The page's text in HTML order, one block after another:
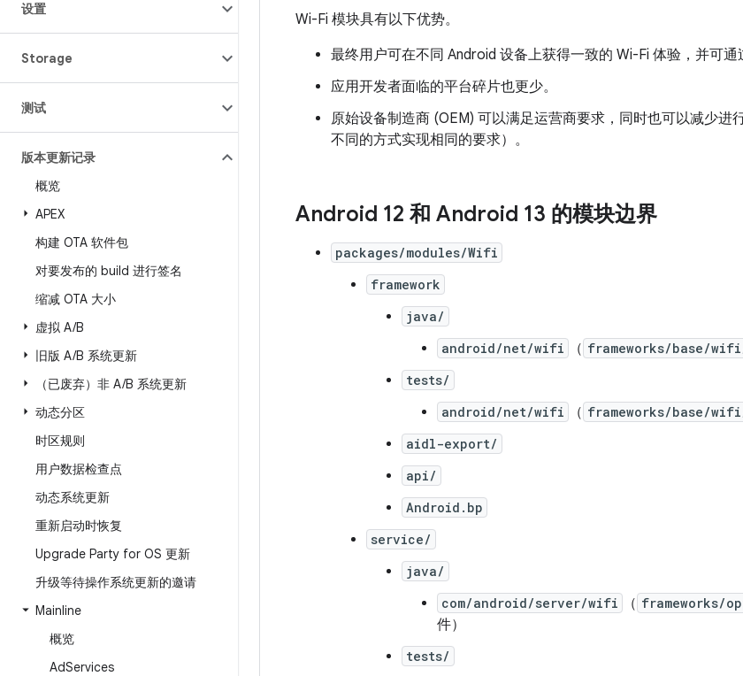
设置
Storage
测试
版本更新记录
概览
APEX
构建 OTA 软件包
对要发布的 build 进行签名
缩减 OTA 大小
虚拟 A/B
旧版 A/B 系统更新
（已废弃）非 A/B 系统更新
动态分区
时区规则
用户数据检查点
动态系统更新
重新启动时恢复
Upgrade Party for OS 更新
升级等待操作系统更新的邀请
Mainline
概览
AdServices
Wi-Fi 模块具有以下优势。
最终用户可在不同 Android 设备上获得一致的 Wi-Fi 体验，并可通
应用开发者面临的平台碎片也更少。
原始设备制造商 (OEM) 可以满足运营商要求，同时也可以减少进
不同的方式实现相同的要求）。
Android 12 和 Android 13 的模块边界
packages/modules/Wifi
framework
java/
android/net/wifi
（ frameworks/base/
tests/
android/net/wifi
（ frameworks/base/
aidl-export/
api/
Android.bp
service/
java/
com/android/server/wifi
（ frameworks/
件）
tests/